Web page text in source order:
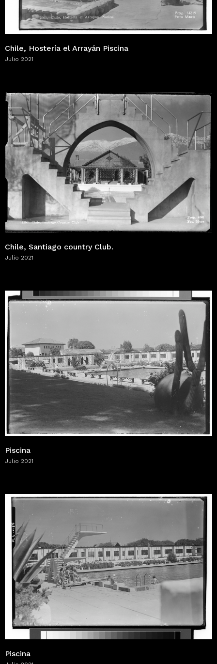
Chile, Hostería el Arrayán Piscina
Julio 2021
Chile, Santiago country Club.
Julio 2021
Piscina
Julio 2021
Piscina